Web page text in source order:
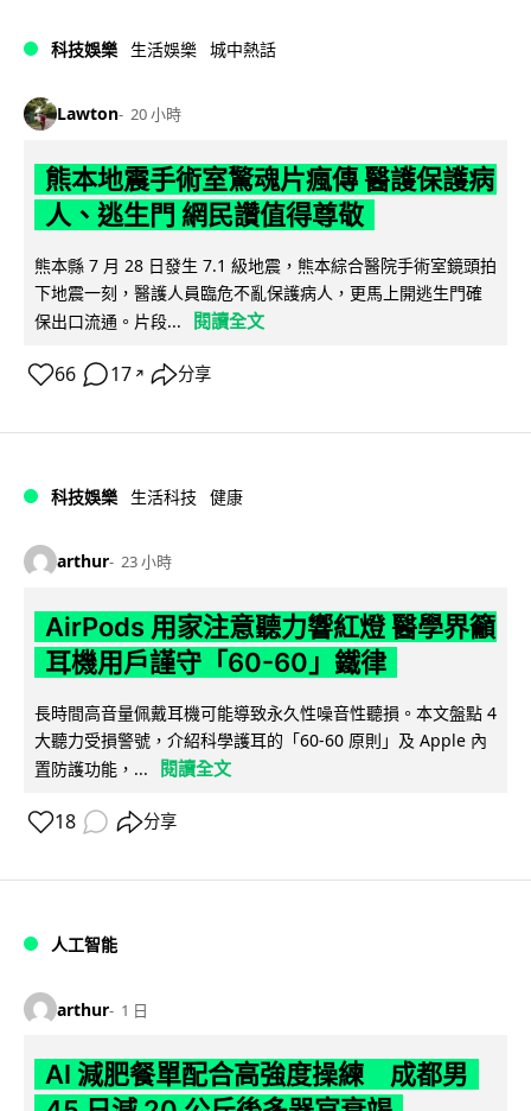
科技娛樂 生活娛樂 城中熱話
Lawton 20 小時
熊本地震手術室驚魂片瘋傳 醫護保護病
人、逃生門 網民讚值得尊敬
熊本縣 7 月 28 日發生 7.1 級地震，熊本綜合醫院手術室鏡頭拍
下地震一刻，醫護人員臨危不亂保護病人，更馬上開逃生門確
保出口流通。片段...
閱讀全文
66 17 ↗ 分享
科技娛樂 生活科技 健康
arthur 23 小時
AirPods 用家注意聽力響紅燈 醫學界籲
耳機用戶謹守「60-60」鐵律
長時間高音量佩戴耳機可能導致永久性噪音性聽損。本文盤點 4
大聽力受損警號，介紹科學護耳的「60-60 原則」及 Apple 內
置防護功能，...
閱讀全文
18 分享
人工智能
arthur 1 日
AI 減肥餐單配合高強度操練 成都男